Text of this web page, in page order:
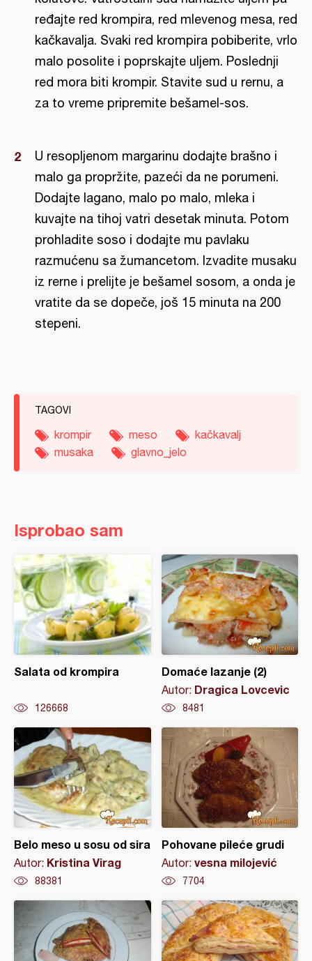
ređajte red krompira, red mlevenog mesa, red
kačkavalja. Svaki red krompira pobiberite, vrlo
malo posolite i poprskajte uljem. Poslednji
red mora biti krompir. Stavite sud u rernu, a
za to vreme pripremite bešamel-sos.
U resopljenom margarinu dodajte brašno i
malo ga propržite, pazeći da ne porumeni.
Dodajte lagano, malo po malo, mleka i
kuvajte na tihoj vatri desetak minuta. Potom
prohladite soso i dodajte mu pavlaku
razmućenu sa žumancetom. Izvadite musaku
iz rerne i prelijte je bešamel sosom, a onda je
vratite da se dopeče, još 15 minuta na 200
stepeni.
TAGOVI
krompir meso
kačkavalj
musaka
glavno_jelo
Isprobao sam
Salata od krompira
126668
Domaće lazanje (2)
Autor: Dragica Lovcevic
8481
Belo meso u sosu od sira
Autor: Kristina Virag
88381
Pohovane pileće grudi
Autor: vesna milojević
7704